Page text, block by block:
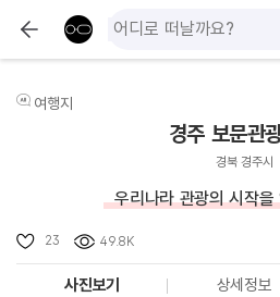
여행지
경주 보문관
경북 경주시
우리나라 관광의 시작을
23 49.8K
사진보기 상세정보